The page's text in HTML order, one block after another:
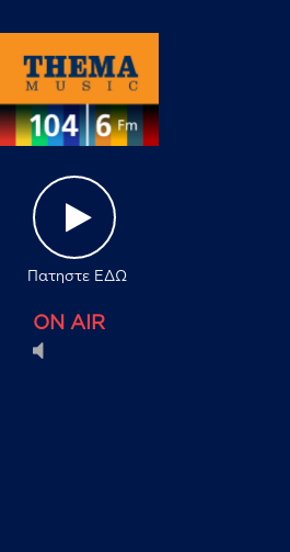
Πατηστε ΕΔΩ
ON AIR
mute